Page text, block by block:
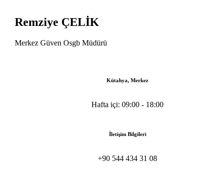
Remziye ÇELİK
Merkez Güven Osgb Müdürü
Kütahya, Merkez
Hafta içi: 09:00 - 18:00
İletişim Bilgileri
+90 544 434 31 08